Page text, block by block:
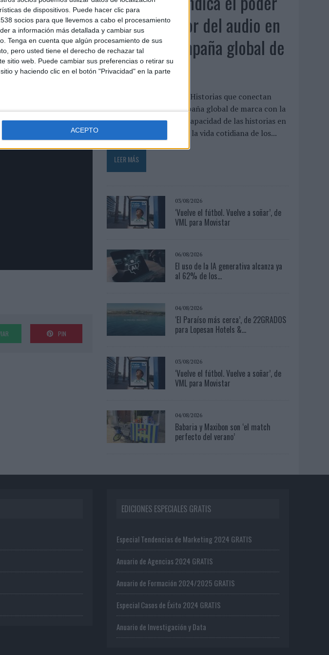
de dispositivos. Puede hacer clic para
socios para que llevemos a cabo el procesamiento
a información más detallada y cambiar sus
Tenga en cuenta que algún procesamiento de sus
pero usted tiene el derecho de rechazar tal
sitio web. Puede cambiar sus preferencias o retirar su
y haciendo clic en el botón "Privacidad" en la parte
ACEPTO
PIN
transformador del audio en
su nueva campaña global de
marca
Audible ha presentado ‘Historias que conectan
contigo’, su nueva campaña global de marca con la
que pone el foco en la capacidad de las historias en
audio para transformar la vida cotidiana de los...
LEER MÁS
03/08/2026
‘Vuelve el fútbol. Vuelve a soñar’, de
VML para Movistar
06/08/2026
El uso de la IA generativa alcanza ya
al 62% de los...
04/08/2026
‘El Paraíso más cerca’, de 22GRADOS
para Lopesan Hotels &...
03/08/2026
‘Vuelve el fútbol. Vuelve a soñar’, de
VML para Movistar
04/08/2026
Babaria y Maxibon son ‘el match
perfecto del verano’
EDICIONES ESPECIALES GRATIS
Especial Tendencias de Marketing 2024 GRATIS
Anuario de Agencias 2024 GRATIS
Anuario de Formación 2024/2025 GRATIS
Especial Casos de Éxito 2024 GRATIS
Anuario de Investigación y Data